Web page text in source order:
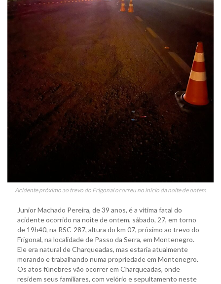
Acidente próximo ao trevo do Frigonal ocorreu no início da noite de ontem
Junior Machado Pereira, de 39 anos, é a vítima fatal do
acidente ocorrido na noite de ontem, sábado, 27, em torno
de 19h40, na RSC-287, altura do km 07, próximo ao trevo do
Frigonal, na localidade de Passo da Serra, em Montenegro.
Ele era natural de Charqueadas, mas estaria atualmente
morando e trabalhando numa propriedade em Montenegro.
Os atos fúnebres vão ocorrer em Charqueadas, onde
residem seus familiares, com velório e sepultamento neste